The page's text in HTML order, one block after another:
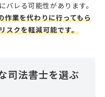
レる可能性があります。
作業を代わりに行ってもら
スクを軽減可能です。
司法書士を選ぶ